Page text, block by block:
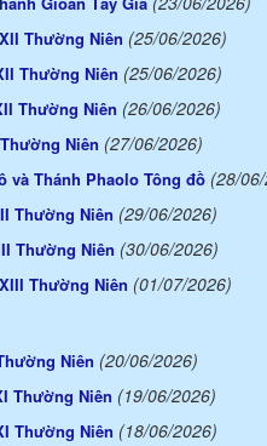
Thường Niên (25/06/2026)
Thường Niên (25/06/2026)
Thường Niên (26/06/2026)
Niên (27/06/2026)
và Thánh Phaolo Tông đồ (28/
Thường Niên (29/06/2026)
Thường Niên (30/06/2026)
Thường Niên (01/07/2026)
Niên (20/06/2026)
Thường Niên (19/06/2026)
Thường Niên (18/06/2026)